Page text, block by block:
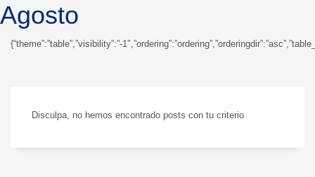
Agosto
{“theme”:”table”,”visibility”:”-
Disculpa, no hemos encontrado posts con tu criterio